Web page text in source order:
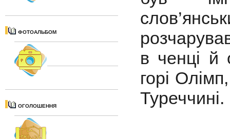
ФОТОАЛЬБОМ
ОГОЛОШЕННЯ
в ченці й
горі
Туреччині.